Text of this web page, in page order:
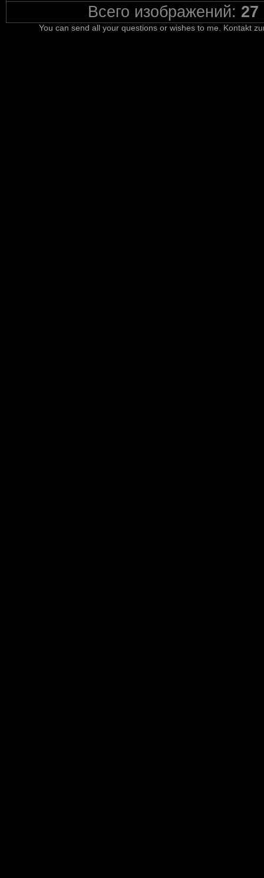
Всего изображений: 27
You can send all your questions or wishes to me. Kontakt